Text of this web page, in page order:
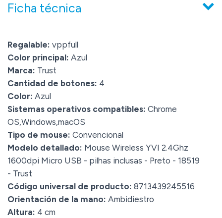
Ficha técnica
Regalable: vppfull
Color principal: Azul
Marca: Trust
Cantidad de botones: 4
Color: Azul
Sistemas operativos compatibles: Chrome
OS,Windows,macOS
Tipo de mouse: Convencional
Modelo detallado: Mouse Wireless YVI 2.4Ghz
1600dpi Micro USB - pilhas inclusas - Preto - 18519
- Trust
Código universal de producto: 8713439245516
Orientación de la mano: Ambidiestro
Altura: 4 cm